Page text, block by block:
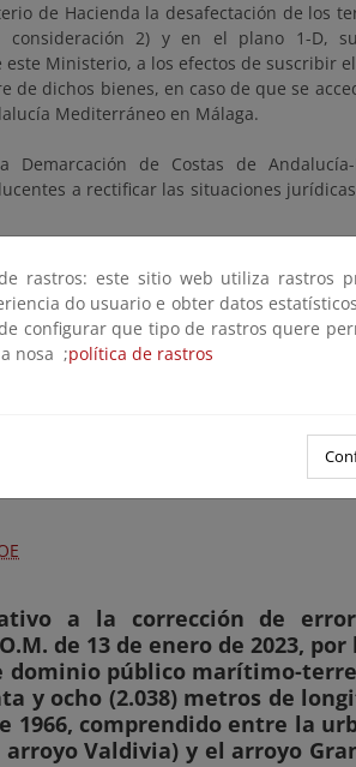
de Hacienda la desafectación de los
consideración 2) y en el plano 1-D,
Ministerio, a los efectos de suscribir
de dichos bienes, en caso de que se
Mediterráneo en Málaga.
Demarcación de Costas de
a rectificar las situaciones
en el dominio público marítimo-
contemplados en la disposición
a la corrección de
de 13 de enero de 2023,
dominio público marítimo-
y ocho (2.038) metros de
1966, comprendido entre la
Valdivia) y el arroyo
rastros: este sitio web utiliza rastros
do usuario e obter datos
configurar que tipo de rastros quere
nosa ;política de rastros